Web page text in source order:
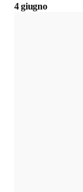
4 giugno